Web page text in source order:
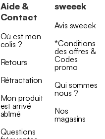
Aide &
Contact
Où est mon
colis ?
Retours
Rétractation
Mon produit
est arrivé
abîmé
Questions
sweeek
Avis sweeek
*Conditions
des offres &
Codes
promo
Qui sommes
nous ?
Nos
magasins